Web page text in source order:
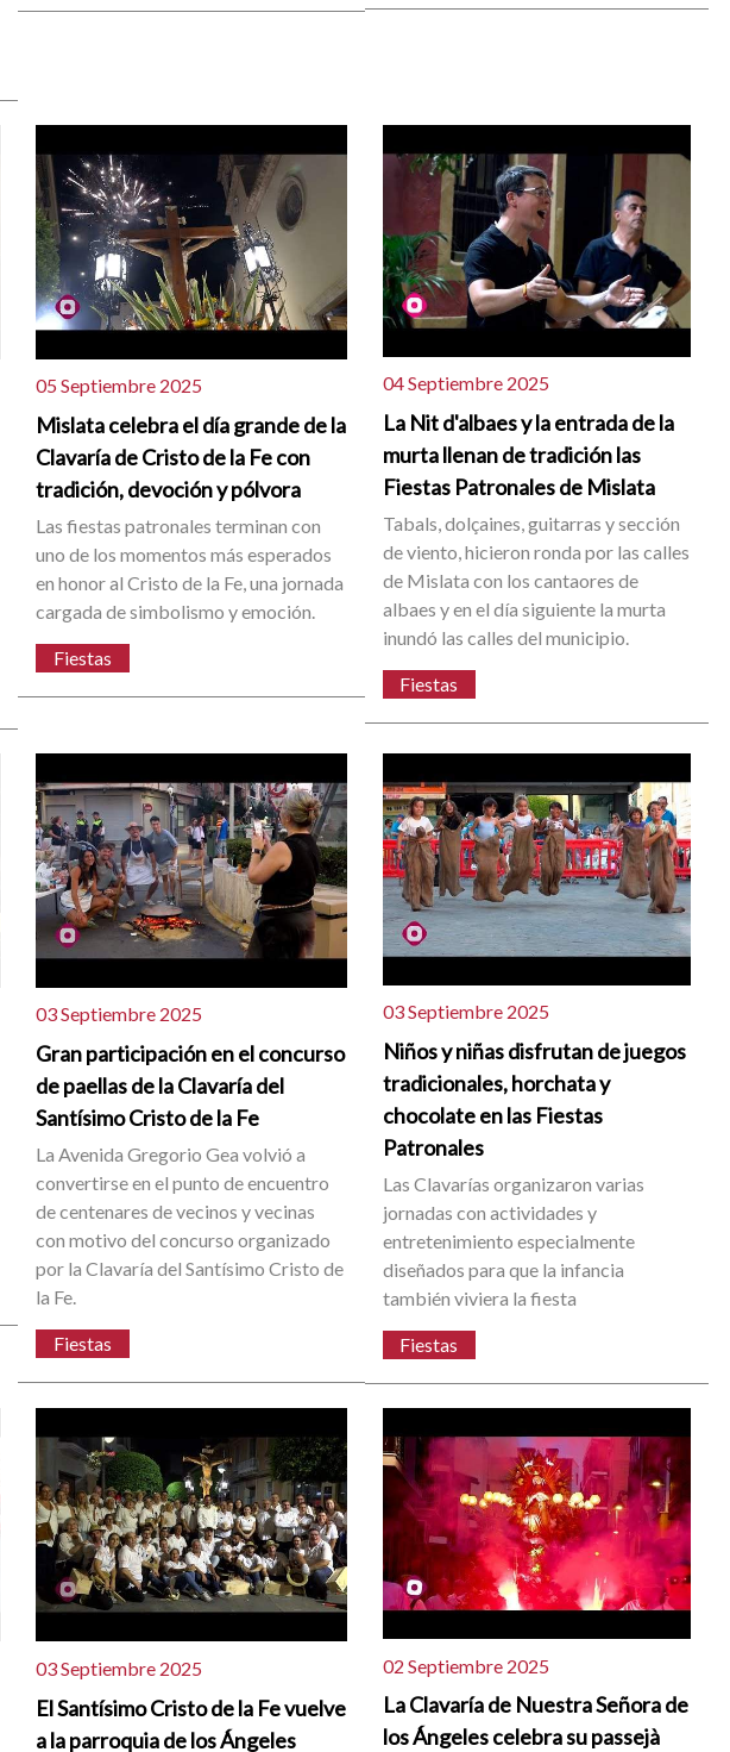
05 Septiembre 2025
Mislata celebra el día grande de la
Clavaría de Cristo de la Fe con
tradición, devoción y pólvora
Las fiestas patronales terminan con
uno de los momentos más esperados
en honor al Cristo de la Fe, una jornada
cargada de simbolismo y emoción.
Fiestas
04 Septiembre 2025
La Nit d'albaes y la entrada de la
murta llenan de tradición las
Fiestas Patronales de Mislata
Tabals, dolçaines, guitarras y sección
de viento, hicieron ronda por las calles
de Mislata con los cantaores de
albaes y en el día siguiente la murta
inundó las calles del municipio.
Fiestas
03 Septiembre 2025
Gran participación en el concurso
de paellas de la Clavaría del
Santísimo Cristo de la Fe
La Avenida Gregorio Gea volvió a
convertirse en el punto de encuentro
de centenares de vecinos y vecinas
con motivo del concurso organizado
por la Clavaría del Santísimo Cristo de
la Fe.
Fiestas
03 Septiembre 2025
Niños y niñas disfrutan de juegos
tradicionales, horchata y
chocolate en las Fiestas
Patronales
Las Clavarías organizaron varias
jornadas con actividades y
entretenimiento especialmente
diseñados para que la infancia
también viviera la fiesta
Fiestas
03 Septiembre 2025
El Santísimo Cristo de la Fe vuelve
a la parroquia de los Ángeles
02 Septiembre 2025
La Clavaría de Nuestra Señora de
los Ángeles celebra su passejà